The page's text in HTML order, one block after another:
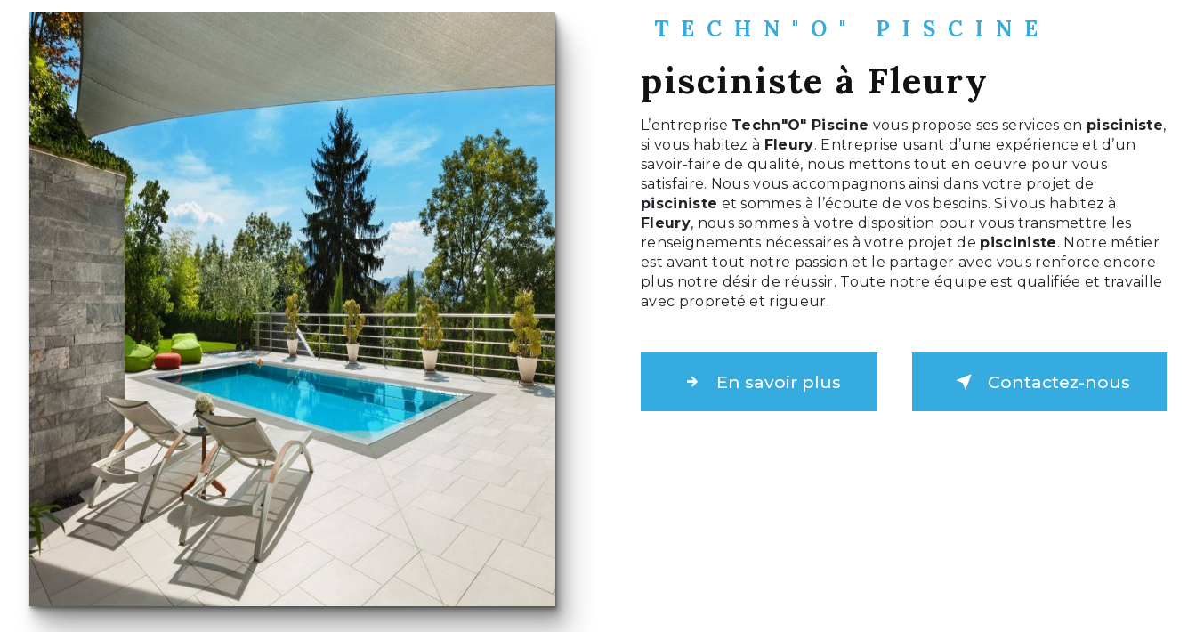
TECHN"O" PISCINE
pisciniste à Fleury
L’entreprise Techn"O" Piscine vous propose ses services en pisciniste,
si vous habitez à Fleury. Entreprise usant d’une expérience et d’un
savoir-faire de qualité, nous mettons tout en oeuvre pour vous
satisfaire. Nous vous accompagnons ainsi dans votre projet de
pisciniste et sommes à l’écoute de vos besoins. Si vous habitez à
Fleury, nous sommes à votre disposition pour vous transmettre les
renseignements nécessaires à votre projet de pisciniste. Notre métier
est avant tout notre passion et le partager avec vous renforce encore
plus notre désir de réussir. Toute notre équipe est qualifiée et travaille
avec propreté et rigueur.
En savoir plus Contactez-nous